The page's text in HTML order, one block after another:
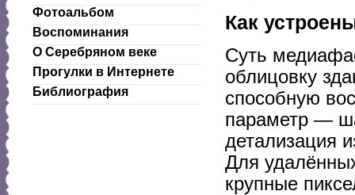
Фотоальбом
Воспоминания
О Серебряном веке
Прогулки в Интернете
Библиография
Как
Суть
облицовку
способную
параметр —
детализация
Для
крупные